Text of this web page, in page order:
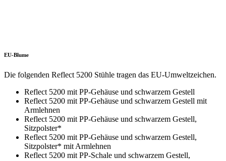
EU-Blume
Die folgenden Reflect 5200 Stühle tragen das EU-Umweltzeichen.
Reflect 5200 mit PP-Gehäuse und schwarzem Gestell
Reflect 5200 mit PP-Gehäuse und schwarzem Gestell mit
Armlehnen
Reflect 5200 mit PP-Gehäuse und schwarzem Gestell,
Sitzpolster*
Reflect 5200 mit PP-Gehäuse und schwarzem Gestell,
Sitzpolster* mit Armlehnen
Reflect 5200 mit PP-Schale und schwarzem Gestell,